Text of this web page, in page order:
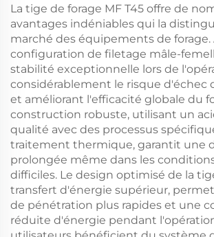
La tige de forage MF T45 offre de
avantages indéniables qui la
marché des équipements de forage.
configuration de filetage mâle-
stabilité exceptionnelle lors de
considérablement le risque d'échec
et améliorant l'efficacité globale du
construction robuste, utilisant un
qualité avec des processus
traitement thermique, garantit une
prolongée même dans les
difficiles. Le design optimisé de la
transfert d'énergie supérieur,
de pénétration plus rapides et une
réduite d'énergie pendant